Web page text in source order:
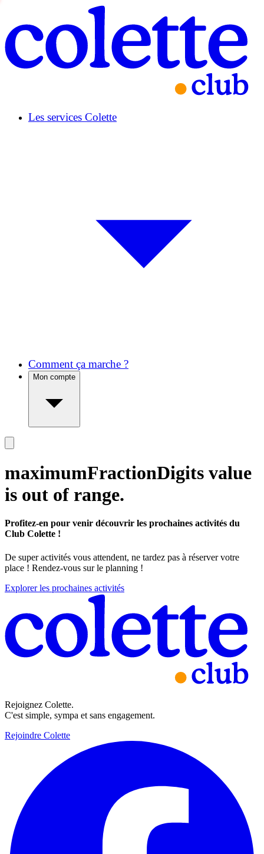
Les services Colette
Comment ça marche ?
Mon compte
maximumFractionDigits value
is out of range.
Profitez-en pour venir découvrir les prochaines activités du
Club Colette !
De super activités vous attendent, ne tardez pas à réserver votre
place ! Rendez-vous sur le planning !
Explorer les prochaines activités
Rejoignez Colette.
C'est simple, sympa et sans engagement.
Rejoindre Colette